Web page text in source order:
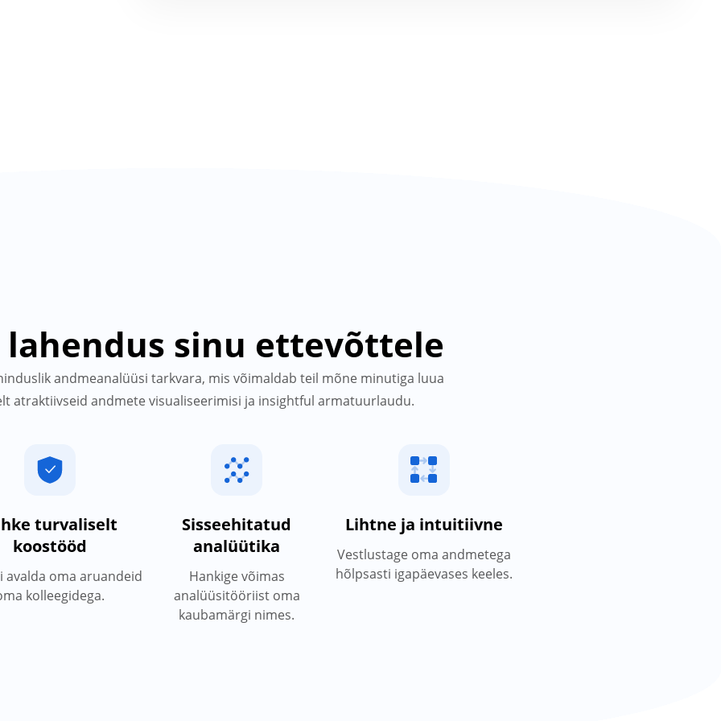
lahendus sinu ettevõttele
andmeanalüüsi tarkvara, mis võimaldab teil mõne minutiga luua
atraktiivseid andmete visualiseerimisi ja insightful armatuurlaudu.
turvaliselt
koostööd
avalda oma aruandeid
kolleegidega.
Sisseehitatud
analüütika
Hankige võimas
analüüsitööriist oma
kaubamärgi nimes.
Lihtne ja intuitiivne
Vestlustage oma andmetega
hõlpsasti igapäevases keeles.